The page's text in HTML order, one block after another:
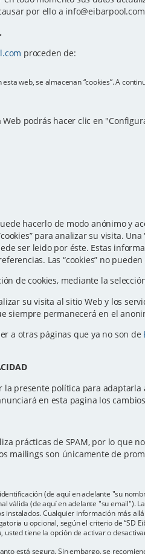
por ello a info@eibarpool.com
proceden de:
web, se almacenan “cookies”. A
podrás hacer clic en
hacerlo de modo anónimo y
para analizar su visita.
ser leido por éste. Estas
Las “cookies” no
de cookies, mediante la
su visita al sitio Web y los
siempre permanecerá en el
a otras páginas que ya no son de
presente política para
en esta pagina los
prácticas de SPAM, por lo que
mailings son únicamente de
(de aquí en adelante "su
válida (de aquí en adelante "su email").
instalados. Cualquier información más
u opcional, según el criterio de “SD
tiene la opción de activar o
está segura. Sin embargo, se